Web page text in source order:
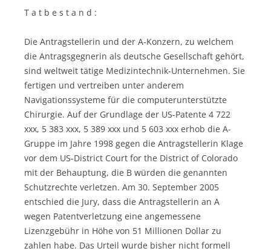
T a t b e s t a n d :
Die Antragstellerin und der A-Konzern, zu welchem
die Antragsgegnerin als deutsche Gesellschaft gehört,
sind weltweit tätige Medizintechnik-Unternehmen. Sie
fertigen und vertreiben unter anderem
Navigationssysteme für die computerunterstützte
Chirurgie. Auf der Grundlage der US-Patente 4 722
xxx, 5 383 xxx, 5 389 xxx und 5 603 xxx erhob die A-
Gruppe im Jahre 1998 gegen die Antragstellerin Klage
vor dem US-District Court for the District of Colorado
mit der Behauptung, die B würden die genannten
Schutzrechte verletzen. Am 30. September 2005
entschied die Jury, dass die Antragstellerin an A
wegen Patentverletzung eine angemessene
Lizenzgebühr in Höhe von 51 Millionen Dollar zu
zahlen habe. Das Urteil wurde bisher nicht formell